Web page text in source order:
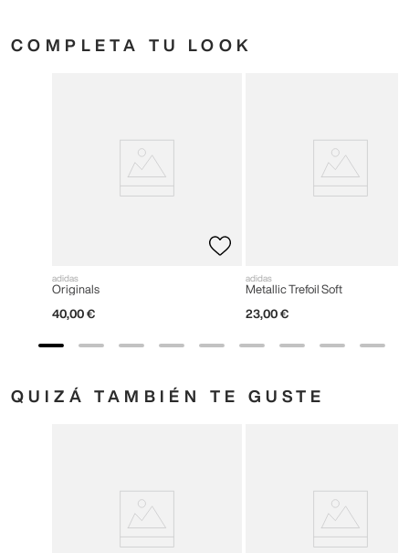
COMPLETA TU LOOK
adidas
Originals
40,00 €
adidas
Metallic Trefoil Soft
23,00 €
QUIZÁ TAMBIÉN TE GUSTE